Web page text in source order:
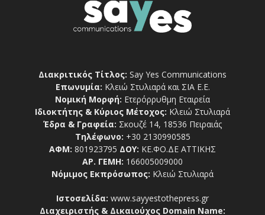
Διακριτικός Τίτλος: Say Yes Communications
Επωνυμία: Κλειώ Στυλιαρά και ΣΙΑ Ε.Ε.
Νομική Μορφή: Ετερόρρυθμη Εταιρεία
Ιδιοκτήτης & Κύριος Μέτοχος: Κλειώ Στυλιαρά
Έδρα & Γραφεία: Σκουζέ 14, 18536 Πειραιάς
Τηλέφωνο: +30 2130990585
ΑΦΜ: 801923795 ΔΟΥ: ΚΕ.ΦΟ.ΔΕ ΑΤΤΙΚΗΣ
ΑΡ. ΓΕΜΗ: 166005009000
Νόμιμος Εκπρόσωπος: Κλειώ Στυλιαρά
Ιστοσελίδα: www.sayyestothepress.gr
Διαχειριστής & Δικαιούχος Domain Name: